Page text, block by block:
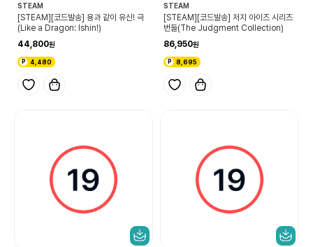
STEAM
[STEAM][코드발송] 용과 같이 유신! 극
(Like a Dragon: Ishin!)
44,800
4,480
STEAM
[STEAM][코드발송] 저지 아이즈 시리즈
번들(The Judgment Collection)
86,950
8,695